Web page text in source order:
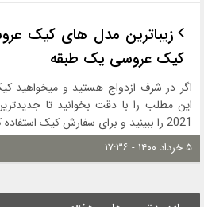
کیک عروسی یک طبقه
اگر در شرف ازدواج هستید و میخواهید
این مطلب را با دقت بخوانید تا
2021 را ببینید و برای سفارش کیک استفاده کنید.
۵ خرداد ۱۴۰۰ - ۱۷:۳۶